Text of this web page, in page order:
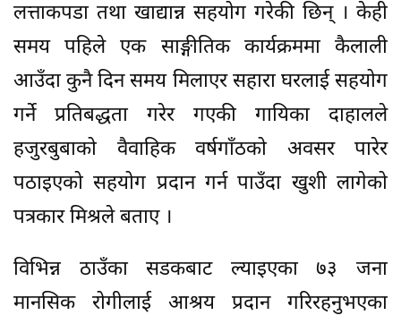
लत्ताकपडा तथा खाद्यान्न सहयोग गरेकी छिन् । केही
समय पहिले एक साङ्गीतिक कार्यक्रममा कैलाली
आउँदा कुनै दिन समय मिलाएर सहारा घरलाई सहयोग
गर्ने प्रतिबद्धता गरेर गएकी गायिका दाहालले
हजुरबुबाको वैवाहिक वर्षगाँठको अवसर पारेर
पठाइएको सहयोग प्रदान गर्न पाउँदा खुशी लागेको
पत्रकार मिश्रले बताए ।
विभिन्न ठाउँका सडकबाट ल्याइएका ७३ जना
मानसिक रोगीलाई आश्रय प्रदान गरिरहनुभएका